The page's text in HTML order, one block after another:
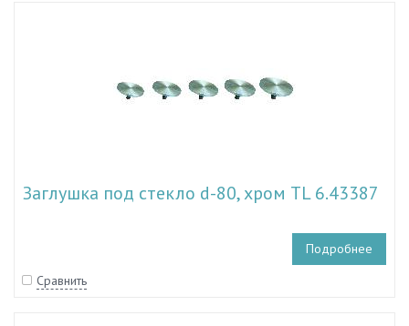
Заглушка под стекло d-80, хром TL 6.43387
Подробнее
Сравнить